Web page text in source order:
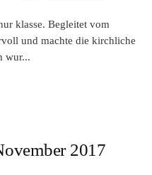
klasse. Begleitet vom
und machte die kirchliche
wur...
2017